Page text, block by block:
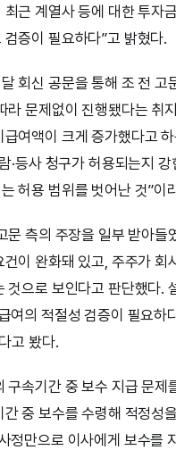
근 계열사 등에 대한 투자
증이 필요하다”고 밝혔다.
회신 공문을 통해 조 전
라 문제없이 진행됐다는 취
여액이 크게 증가했다고
·등사 청구가 허용되는지
허용 범위를 벗어난 것”이
문 측의 주장을 일부 받아들
이 완화돼 있고, 주주가
것으로 보인다고 판단했다.
여의 적절성 검증이 필요하
고 봤다.
구속기간 중 보수 지급 문
중 보수를 수령해 적정성
정만으로 이사에게 보수를